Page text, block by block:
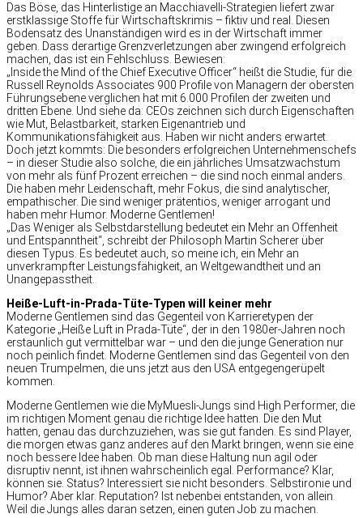
Das Böse, das Hinterlistige an Macchiavelli-Strategien liefert zwar
erstklassige Stoffe für Wirtschaftskrimis – fiktiv und real. Diesen
Bodensatz des Unanständigen wird es in der Wirtschaft immer
geben. Dass derartige Grenzverletzungen aber zwingend erfolgreich
machen, das ist ein Fehlschluss. Bewiesen:
„Inside the Mind of the Chief Executive Officer“ heißt die Studie, für die
Russell Reynolds Associates 900 Profile von Managern der obersten
Führungsebene verglichen hat mit 6.000 Profilen der zweiten und
dritten Ebene. Und siehe da: CEOs zeichnen sich durch Eigenschaften
wie Mut, Belastbarkeit, starken Eigenantrieb und
Kommunikationsfähigkeit aus. Haben wir nicht anders erwartet.
Doch jetzt kommts: Die besonders erfolgreichen Unternehmenschefs
– in dieser Studie also solche, die ein jährliches Umsatzwachstum
von mehr als fünf Prozent erreichen – die sind noch einmal anders.
Die haben mehr Leidenschaft, mehr Fokus, die sind analytischer,
empathischer. Die sind weniger prätentiös, weniger arrogant und
haben mehr Humor. Moderne Gentlemen!
„Das Weniger als Selbstdarstellung bedeutet ein Mehr an Offenheit
und Entspanntheit“, schreibt der Philosoph Martin Scherer über
diesen Typus. Es bedeutet auch, so meine ich, ein Mehr an
unverkrampfter Leistungsfähigkeit, an Weltgewandtheit und an
Unangepasstheit.
Heiße-Luft-in-Prada-Tüte-Typen will keiner mehr
Moderne Gentlemen sind das Gegenteil von Karrieretypen der
Kategorie „Heiße Luft in Prada-Tüte“, der in den 1980er-Jahren noch
erstaunlich gut vermittelbar war – und den die junge Generation nur
noch peinlich findet. Moderne Gentlemen sind das Gegenteil von den
neuen Trumpelmen, die uns jetzt aus den USA entgegengerüpelt
kommen.
Moderne Gentlemen wie die MyMuesli-Jungs sind High Performer, die
im richtigen Moment genau die richtige Idee hatten. Die den Mut
hatten, genau das durchzuziehen, was sie gut fanden. Es sind Player,
die morgen etwas ganz anderes auf den Markt bringen, wenn sie eine
noch bessere Idee haben. Ob man diese Haltung nun agil oder
disruptiv nennt, ist ihnen wahrscheinlich egal. Performance? Klar,
können sie. Status? Interessiert sie nicht besonders. Selbstironie und
Humor? Aber klar. Reputation? Ist nebenbei entstanden, von allein.
Weil die Jungs alles daran setzen, einen guten Job zu machen.